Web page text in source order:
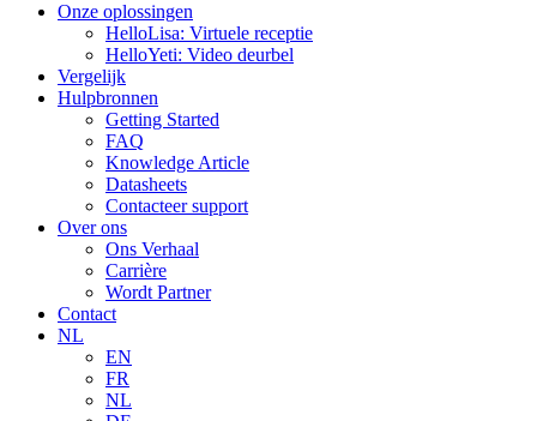
Onze oplossingen
HelloLisa: Virtuele receptie
HelloYeti: Video deurbel
Vergelijk
Hulpbronnen
Getting Started
FAQ
Knowledge Article
Datasheets
Contacteer support
Over ons
Ons Verhaal
Carrière
Wordt Partner
Contact
NL
EN
FR
NL